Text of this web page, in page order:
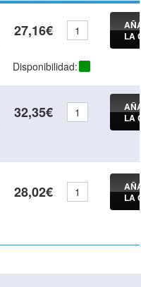
27,16€
LA
Disponibilidad:
32,35€
LA
28,02€
LA